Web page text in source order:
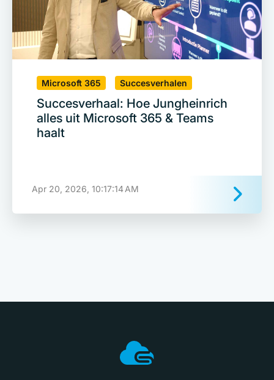
Microsoft 365 Succesverhalen
Succesverhaal: Hoe Jungheinrich
alles uit Microsoft 365 & Teams
haalt
Apr 20, 2026, 10:17:14 AM